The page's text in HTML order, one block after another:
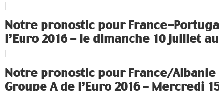
Notre pronostic pour France-
l’Euro 2016 - le dimanche 10 juillet
Notre pronostic pour France/Albanie
Groupe A de l’Euro 2016 – Mercredi